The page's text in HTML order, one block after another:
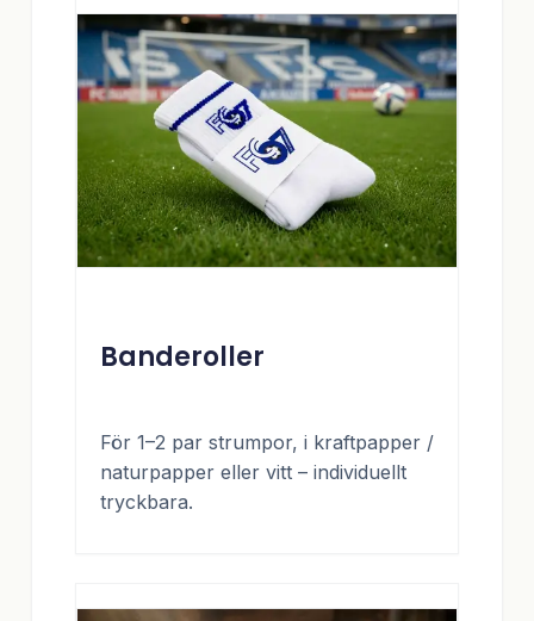
Banderoller
För 1–2 par strumpor, i kraftpapper /
naturpapper eller vitt – individuellt
tryckbara.